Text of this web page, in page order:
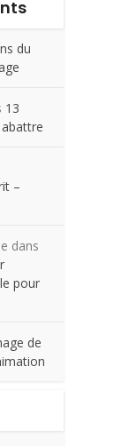
du
13
–
dans
pour
de